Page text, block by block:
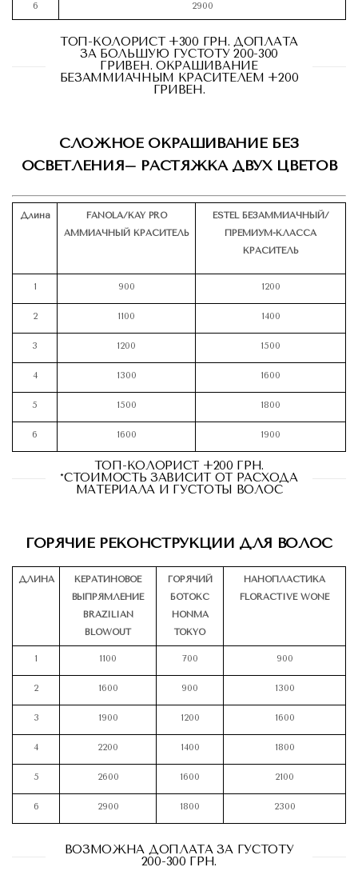
6 2900
ТОП-КОЛОРИСТ +300 ГРН. ДОПЛАТА
ЗА БОЛЬШУЮ ГУСТОТУ 200-300
ГРИВЕН. ОКРАШИВАНИЕ
БЕЗАММИАЧНЫМ КРАСИТЕЛЕМ +200
ГРИВЕН.
СЛОЖНОЕ ОКРАШИВАНИЕ БЕЗ
ОСВЕТЛЕНИЯ– РАСТЯЖКА ДВУХ ЦВЕТОВ
Длина
FANOLA/KAY PRO
АММИАЧНЫЙ КРАСИТЕЛЬ
ESTEL БЕЗАММИАЧНЫЙ/
ПРЕМИУМ-КЛАССА
КРАСИТЕЛЬ
1 900 1200
2 1100 1400
3 1200 1500
4 1300 1600
5 1500 1800
6 1600 1900
ТОП-КОЛОРИСТ +200 ГРН.
*СТОИМОСТЬ ЗАВИСИТ ОТ РАСХОДА
МАТЕРИАЛА И ГУСТОТЫ ВОЛОС
ГОРЯЧИЕ РЕКОНСТРУКЦИИ ДЛЯ ВОЛОС
ДЛИНА
КЕРАТИНОВОЕ
ВЫПРЯМЛЕНИЕ
BRAZILIAN
BLOWOUT
ГОРЯЧИЙ
БОТОКС
HONMA
TOKYO
НАНОПЛАСТИКА
FLORACTIVE WONE
1 1100 700 900
2 1600 900 1300
3 1900 1200 1600
4 2200 1400 1800
5 2600 1600 2100
6 2900 1800 2300
ВОЗМОЖНА ДОПЛАТА ЗА ГУСТОТУ
200-300 ГРН.